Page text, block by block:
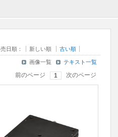
日順： 新しい順 古い順
画像一覧 テキスト一覧
前のページ 1 次のページ